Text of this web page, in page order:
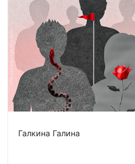
Галкина Галина